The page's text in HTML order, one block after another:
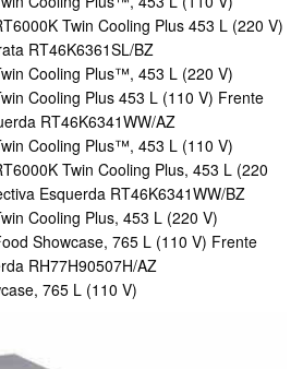
Twin Cooling Plus 453 L (220 V)
RT46K6361SL/BZ
Cooling Plus™, 453 L (220 V)
Cooling Plus 453 L (110 V) Frente
RT46K6341WW/AZ
Cooling Plus™, 453 L (110 V)
Twin Cooling Plus, 453 L (220
Esquerda RT46K6341WW/BZ
Cooling Plus, 453 L (220 V)
Showcase, 765 L (110 V) Frente
RH77H90507H/AZ
765 L (110 V)